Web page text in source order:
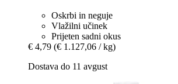
Oskrbi in neguje
Vlažilni učinek
Prijeten sadni okus
€ 4,79 (€ 1.127,06 / kg)
Dostava do 11 avgust